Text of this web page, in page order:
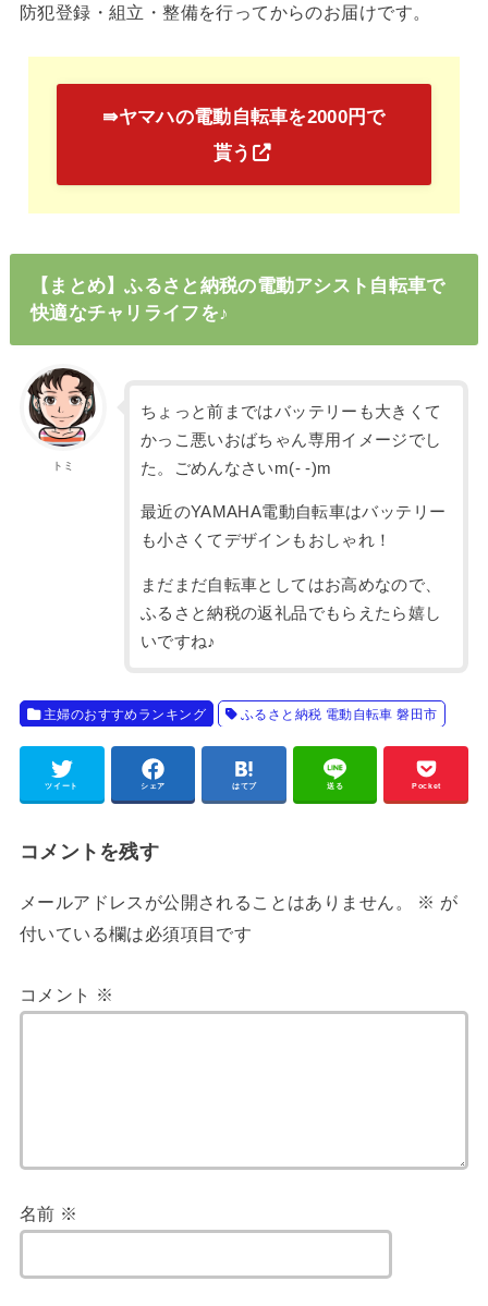
防犯登録・組立・整備を行ってからのお届けです。
⇛ヤマハの電動自転車を2000円で
貰う
【まとめ】ふるさと納税の電動アシスト自転車で
快適なチャリライフを♪
トミ
ちょっと前まではバッテリーも大きくて
かっこ悪いおばちゃん専用イメージでし
た。ごめんなさいm(- -)m
最近のYAMAHA電動自転車はバッテリー
も小さくてデザインもおしゃれ！
まだまだ自転車としてはお高めなので、
ふるさと納税の返礼品でもらえたら嬉し
いですね♪
主婦のおすすめランキング ふるさと納税 電動自転車 磐田市
ツイート シェア はてブ 送る Pocket
コメントを残す
メールアドレスが公開されることはありません。 ※ が
付いている欄は必須項目です
コメント ※
名前 ※